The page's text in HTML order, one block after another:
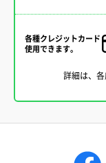
各種クレジットカード
使用できます。
詳細は、